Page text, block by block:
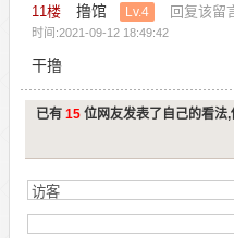
11 楼 撸馆 Lv.4 回复该留
时间:2021-09-12 18:49:42
干撸
已有15 位网友发表了自己的看法,